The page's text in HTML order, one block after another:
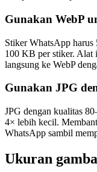
Gunakan WebP
Stiker WhatsApp harus
100 KB per stiker. Alat
langsung ke WebP
Gunakan JPG
JPG dengan kualitas
4× lebih kecil.
WhatsApp sambil
Ukuran